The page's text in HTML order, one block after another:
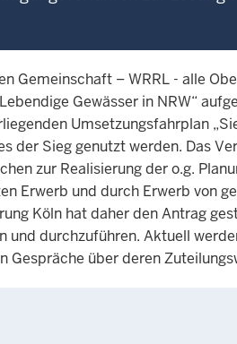
Gemeinschaft – WRRL - alle
Gewässer in NRW“
Umsetzungsfahrplan
der Sieg genutzt werden. Das
zur Realisierung der o.g.
Erwerb und durch Erwerb von
Köln hat daher den Antrag
und durchzuführen. Aktuell
über deren